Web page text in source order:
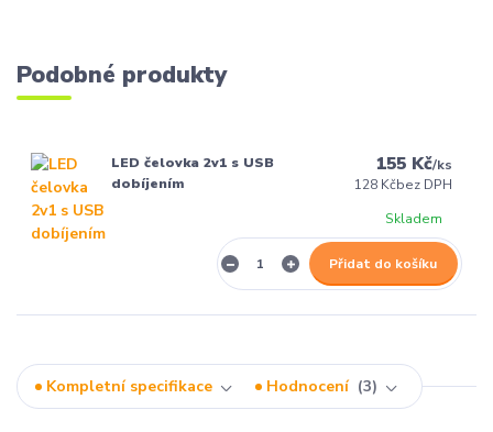
Podobné produkty
LED čelovka 2v1 s USB
dobíjením
155 Kč/ks
128 Kčbez DPH
Skladem
Přidat do košíku
Kompletní specifikace Hodnocení 3